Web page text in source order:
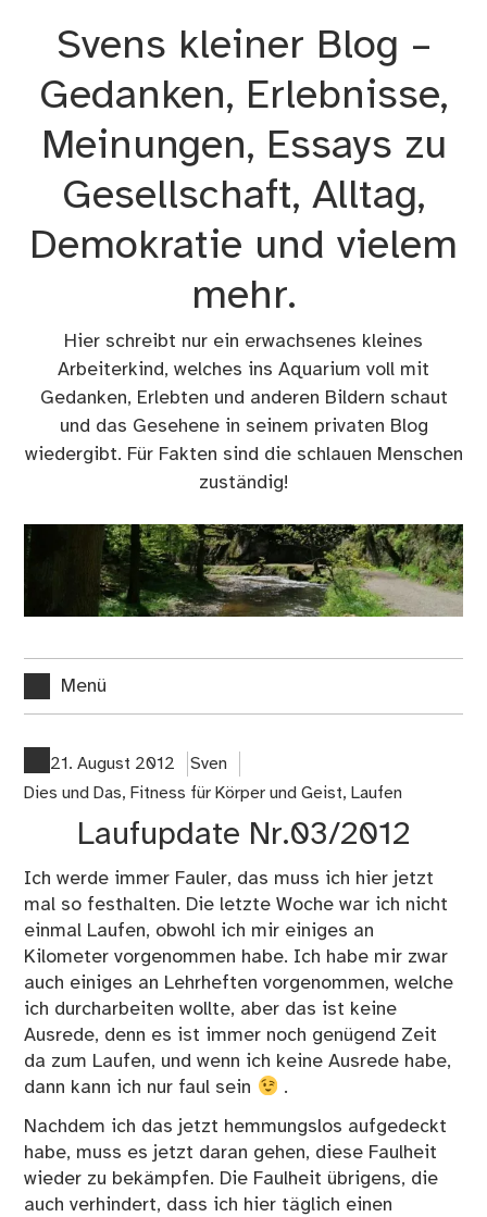
Svens kleiner Blog –
Gedanken, Erlebnisse,
Meinungen, Essays zu
Gesellschaft, Alltag,
Demokratie und vielem
mehr.
Hier schreibt nur ein erwachsenes kleines
Arbeiterkind, welches ins Aquarium voll mit
Gedanken, Erlebten und anderen Bildern schaut
und das Gesehene in seinem privaten Blog
wiedergibt. Für Fakten sind die schlauen Menschen
zuständig!
Menü
21. August 2012
Sven
Dies und Das, Fitness für Körper und Geist, Laufen
Laufupdate Nr.03/2012
Ich werde immer Fauler, das muss ich hier jetzt
mal so festhalten. Die letzte Woche war ich nicht
einmal Laufen, obwohl ich mir einiges an
Kilometer vorgenommen habe. Ich habe mir zwar
auch einiges an Lehrheften vorgenommen, welche
ich durcharbeiten wollte, aber das ist keine
Ausrede, denn es ist immer noch genügend Zeit
da zum Laufen, und wenn ich keine Ausrede habe,
dann kann ich nur faul sein
.
Nachdem ich das jetzt hemmungslos aufgedeckt
habe, muss es jetzt daran gehen, diese Faulheit
wieder zu bekämpfen. Die Faulheit übrigens, die
auch verhindert, dass ich hier täglich einen